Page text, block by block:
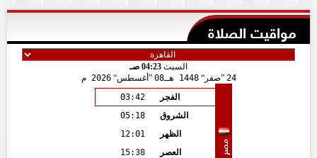
مواقيت الصلاة
السبت 04:23 صـ
24
صفر 1448 هـ 08 أغسطس 2026 م
مصر
الفجر
03:42
الشروق
05:18
الظهر
12:01
العصر
15:38